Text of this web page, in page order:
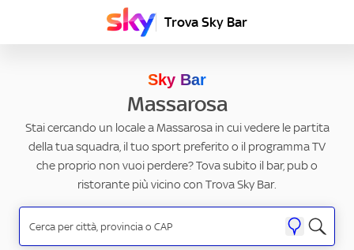
Trova Sky Bar
Sky Bar
Massarosa
Stai cercando un locale a Massarosa in cui vedere le partita
della tua squadra, il tuo sport preferito o il programma TV
che proprio non vuoi perdere? Tova subito il bar, pub o
ristorante più vicino con Trova Sky Bar.